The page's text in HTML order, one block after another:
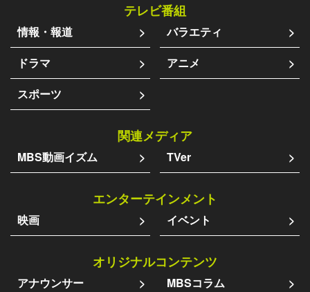
テレビ番組
情報・報道
バラエティ
ドラマ
アニメ
スポーツ
関連メディア
MBS動画イズム TVer
エンターテインメント
映画 イベント
オリジナルコンテンツ
アナウンサー MBSコラム